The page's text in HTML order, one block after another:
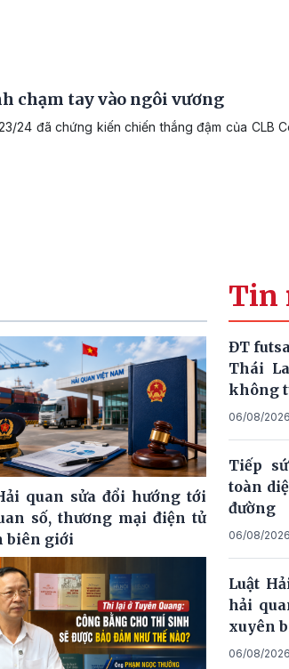
chạm tay vào ngôi vương
24 đã chứng kiến chiến thắng đậm của CLB
quan sửa đổi hướng tới
số, thương mại điện tử
biên giới
Tin
ĐT
Thái
không
06/08/2026
Tiếp
toàn
đường
06/08/2026
Luật
hải
xuyên
06/08/2026